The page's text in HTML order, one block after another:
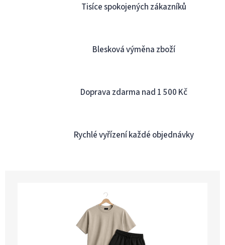
p
y
v
s
Tisíce spokojených zákazníků
Blesková výměna zboží
Doprava zdarma nad 1 500 Kč
Rychlé vyřízení každé objednávky